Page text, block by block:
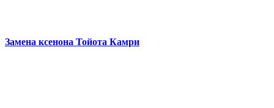
Замена ксенона Тойота Камри